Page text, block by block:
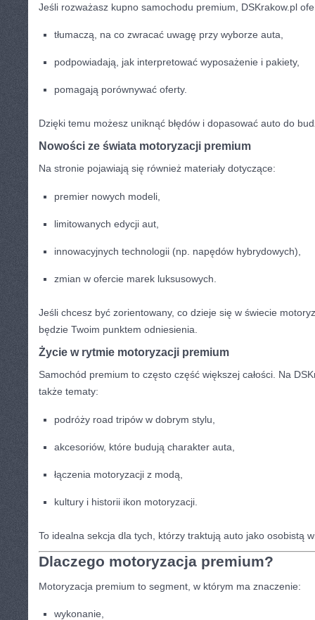
Jeśli rozważasz kupno samochodu premium, DSKrakow.pl
tłumaczą, na co zwracać uwagę przy wyborze auta,
podpowiadają, jak interpretować wyposażenie i pakiety,
pomagają porównywać oferty.
Dzięki temu możesz uniknąć błędów i dopasować auto do
Nowości ze świata motoryzacji premium
Na stronie pojawiają się również materiały dotyczące:
premier nowych modeli,
limitowanych edycji aut,
innowacyjnych technologii (np. napędów hybrydowych),
zmian w ofercie marek luksusowych.
Jeśli chcesz być zorientowany, co dzieje się w świecie
będzie Twoim punktem odniesienia.
Życie w rytmie motoryzacji premium
Samochód premium to często część większej całości. Na
także tematy:
podróży road tripów w dobrym stylu,
akcesoriów, które budują charakter auta,
łączenia motoryzacji z modą,
kultury i historii ikon motoryzacji.
To idealna sekcja dla tych, którzy traktują auto jako osobistą
Dlaczego motoryzacja premium?
Motoryzacja premium to segment, w którym ma znaczenie:
wykonanie,